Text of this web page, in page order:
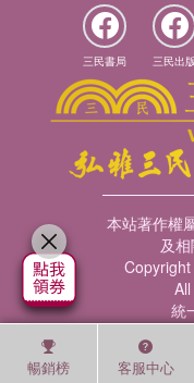
暢銷榜 客服中心
三民書局 三民出版
本站著作權
及
統